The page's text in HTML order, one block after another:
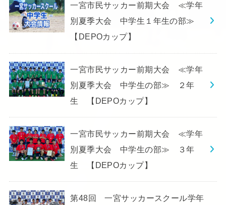
一宮市民サッカー前期大会 ≪学年
別夏季大会 中学生１年生の部≫
【DEPOカップ】
一宮市民サッカー前期大会 ≪学年
別夏季大会 中学生の部≫ ２年
生 【DEPOカップ】
一宮市民サッカー前期大会 ≪学年
別夏季大会 中学生の部≫ ３年
生 【DEPOカップ】
第48回 一宮サッカースクール学年